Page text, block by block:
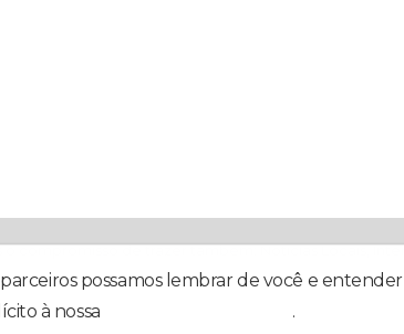
possamos lembrar de você e
à nossa
.
compromisso de trazer também: Notícias Locais,